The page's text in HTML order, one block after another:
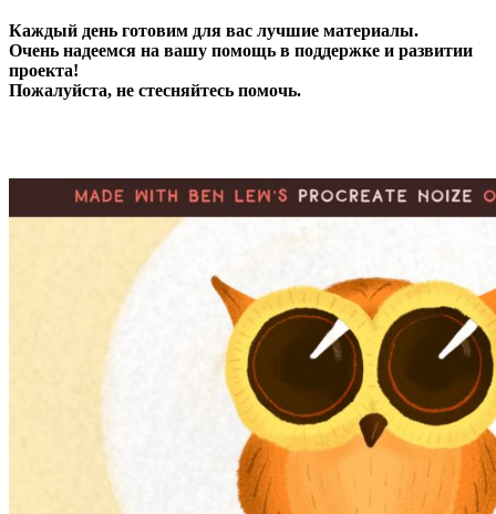
Каждый день готовим для вас лучшие материалы.
Очень надеемся на вашу помощь в поддержке и развитии
проекта!
Пожалуйста, не стесняйтесь помочь.